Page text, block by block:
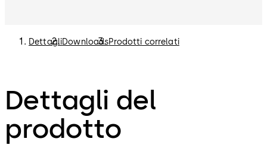
DettagliDownloadsProdotti correlati
Dettagli del
prodotto